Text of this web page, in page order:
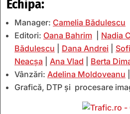
Echipa:
Manager: Camelia Bădulescu
Editori: Oana Bahrim Nadia
Bădulescu
Dana Andrei
Neacșa
Ana Vlad
Berta
Vânzări: Adelina Moldoveanu
Grafică, DTP și procesare